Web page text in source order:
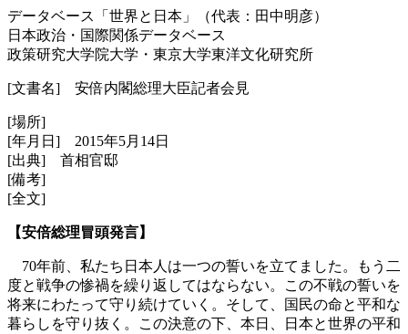
データベース「世界と日本」（代表：田中明彦）
日本政治・国際関係データベース
政策研究大学院大学・東京大学東洋文化研究所
[文書名] 安倍内閣総理大臣記者会見
[場所]
[年月日] 2015年5月14日
[出典] 首相官邸
[備考]
[全文]
【安倍総理冒頭発言】
70年前、私たち日本人は一つの誓いを立てました。もう二
度と戦争の惨禍を繰り返してはならない。この不戦の誓いを
将来にわたって守り続けていく。そして、国民の命と平和な
暮らしを守り抜く。この決意の下、本日、日本と世界の平和